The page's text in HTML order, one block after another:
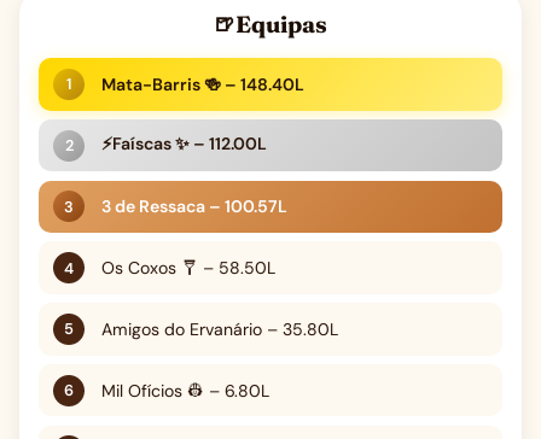
Equipas
Mata-Barris 🍻 – 148.40L
⚡Faíscas ✨ – 112.00L
3 de Ressaca – 100.57L
Os Coxos 🩼 – 58.50L
Amigos do Ervanário – 35.80L
Mil Ofícios 👷 – 6.80L